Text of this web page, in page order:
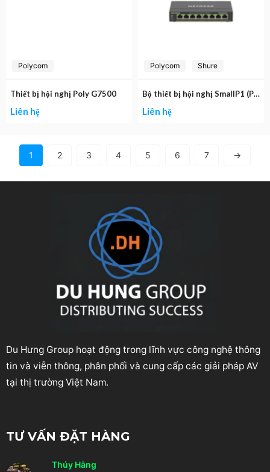
Polycom
Thiết bị hội nghị Poly G7500
Liên hệ
Polycom Shure
Bộ thiết bị hội nghị SmallP1 (Poly Studio P5 + Shure Stem Wall + Switch POE)
Liên hệ
1 2 3 4 5 6 7 →
Du Hưng Group hoạt động trong lĩnh vực công nghệ thông
tin và viễn thông, phân phối và cung cấp các giải pháp AV
tại thị trường Việt Nam.
TƯ VẤN ĐẶT HÀNG
Thúy Hằng